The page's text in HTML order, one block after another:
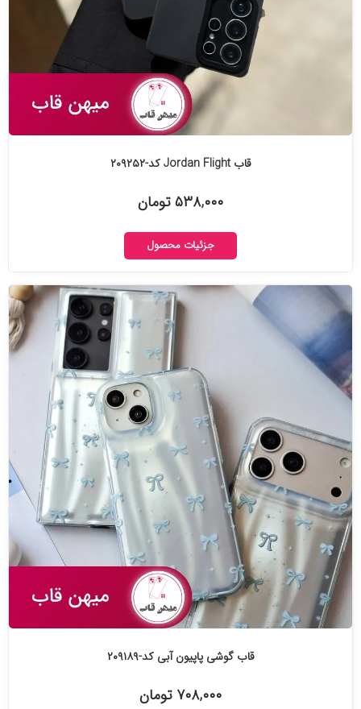
قاب Jordan Flight کد-۲۰۹۲۵۲
۵۳۸,۰۰۰ تومان
جزئیات محصول
قاب گوشی پاپیون آبی کد-۲۰۹۱۸۹
۷۰۸,۰۰۰ تومان